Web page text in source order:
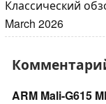
Классический
March 2026
ARM Mali-G615